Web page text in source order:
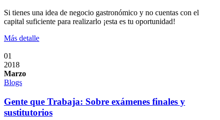
Si tienes una idea de negocio gastronómico y no cuentas con el
capital suficiente para realizarlo ¡esta es tu oportunidad!
Más detalle
01
2018
Marzo
Blogs
Gente que Trabaja: Sobre exámenes finales y
sustitutorios